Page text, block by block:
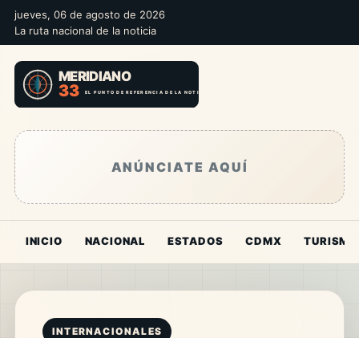
jueves, 06 de agosto de 2026
La ruta nacional de la noticia
ANÚNCIATE AQUÍ
INICIO NACIONAL ESTADOS CDMX TURISMO
INTERNACIONALES